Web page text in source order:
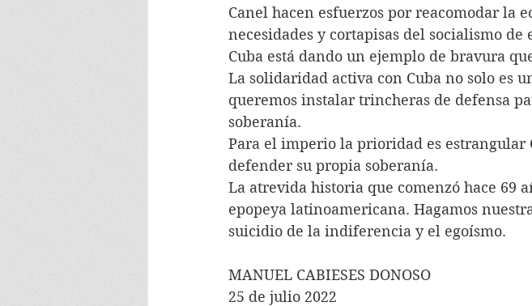
Canel hacen esfuerzos por reacomodar la
necesidades y cortapisas del socialismo de
Cuba está dando un ejemplo de bravura
La solidaridad activa con Cuba no solo es
queremos instalar trincheras de defensa
soberanía.
Para el imperio la prioridad es estrangular
defender su propia soberanía.
La atrevida historia que comenzó hace 69
epopeya latinoamericana. Hagamos
suicidio de la indiferencia y el egoísmo.
MANUEL CABIESES DONOSO
25 de julio 2022